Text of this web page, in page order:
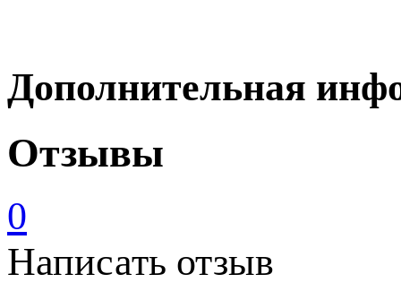
Дополнительная
Отзывы
0
Написать отзыв